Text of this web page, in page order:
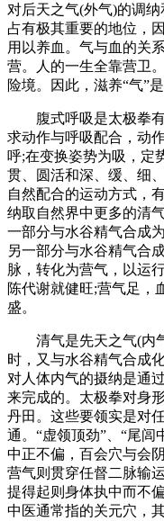
对后天之气(外气)的调
占有极其重要的地位，
用以养血。气与血的关
营。人的一生全靠营卫
险境。因此，滋养“气”
腹式呼吸是太极拳有
求动作与呼吸配合，动
呼;在变换姿势为吸，定
贯、圆活和深、缓、细
自然配合的运动方式，
纳取自然界中更多的清
一部分与水谷精气合成
另一部分与水谷精气合
脉，转化为营气，以运
陈代谢就健旺;营气足，
盛。
清气是先天之气(内气
时，又与水谷精气合成
对人体内气的摄纳是通
来完成的。太极拳对身
丹田。这些要领实是对
通。“虚领顶劲”、“尾闾
中正不偏，百会穴与会
营气则贯穿任督二脉输
提得起则身体执中而不
中医通常指的关元穴，